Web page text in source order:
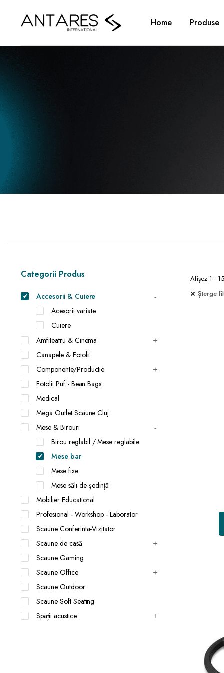
Home Produse
Afișez 1 -
Șterge
Categorii Produs
Accesorii & Cuiere
Acesorii variate
Cuiere
Amfiteatru & Cinema
Canapele & Fotolii
Componente/Productie
Fotolii Puf - Bean Bags
Medical
Mega Outlet Scaune Cluj
Mese & Birouri
Birou reglabil / Mese reglabile
Mese bar
Mese fixe
Mese săli de ședință
Mobilier Educational
Profesional - Workshop - Laborator
Scaune Conferinta-Vizitator
Scaune de casă
Scaune Gaming
Scaune Office
Scaune Outdoor
Scaune Soft Seating
Spații acustice